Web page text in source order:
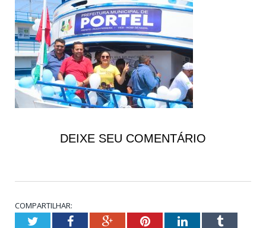
DEIXE SEU COMENTÁRIO
COMPARTILHAR:
TwitterFacebookGoogle+PinterestLinkedInTumblr